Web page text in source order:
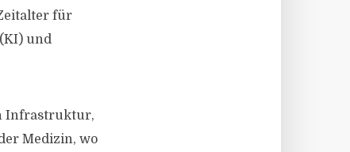
für
und
Infrastruktur,
Medizin, wo